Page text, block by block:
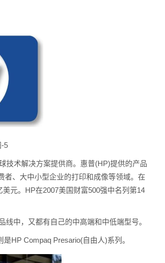
5
技术解决方案提供商。惠普(HP)提供的产品
者、大中小型企业的打印和成像等领域。在
元。HP在2007美国财富500强中名列第14
中，又都有自己的中高端和中低端型号。
HP Compaq Presario(自由人)系列。